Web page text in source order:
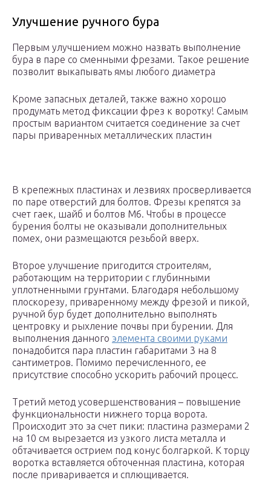
Улучшение ручного бура
Первым улучшением можно назвать выполнение
бура в паре со сменными фрезами. Такое решение
позволит выкапывать ямы любого диаметра
Кроме запасных деталей, также важно хорошо
продумать метод фиксации фрез к воротку! Самым
простым вариантом считается соединение за счет
пары приваренных металлических пластин
В крепежных пластинах и лезвиях просверливается
по паре отверстий для болтов. Фрезы крепятся за
счет гаек, шайб и болтов М6. Чтобы в процессе
бурения болты не оказывали дополнительных
помех, они размещаются резьбой вверх.
Второе улучшение пригодится строителям,
работающим на территории с глубинными
уплотненными грунтами. Благодаря небольшому
плоскорезу, приваренному между фрезой и пикой,
ручной бур будет дополнительно выполнять
центровку и рыхление почвы при бурении. Для
выполнения данного элемента своими руками
понадобится пара пластин габаритами 3 на 8
сантиметров. Помимо перечисленного, ее
присутствие способно ускорить рабочий процесс.
Третий метод усовершенствования – повышение
функциональности нижнего торца ворота.
Происходит это за счет пики: пластина размерами 2
на 10 см вырезается из узкого листа металла и
обтачивается острием под конус болгаркой. К торцу
воротка вставляется обточенная пластина, которая
после приваривается и сплющивается.